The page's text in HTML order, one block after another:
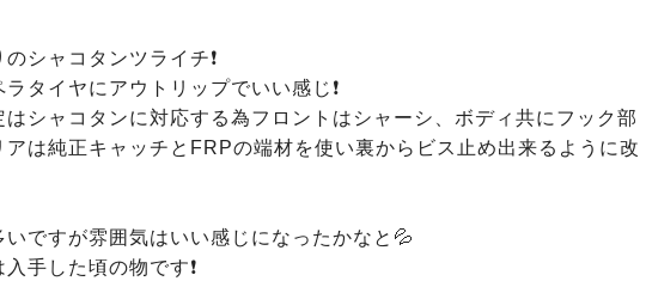
シャコタンツライチ❗️
タイヤにアウトリップでいい感じ❗️
はシャコタンに対応する為フロントはシャーシ、ボディ共にフック部
アは純正キャッチとFRPの端材を使い裏からビス止め出来るように改
いですが雰囲気はいい感じになったかなと💦
手した頃の物です❗️